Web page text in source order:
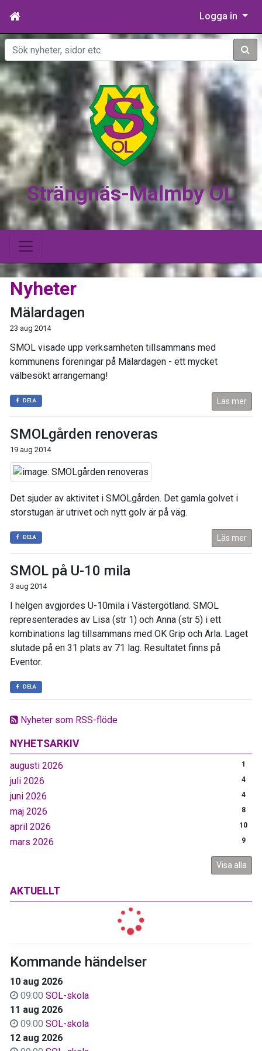
Logga in
Sök
Strängnäs-Malmby OL
Nyheter som RSS-flöde
NYHETSARKIV
augusti 2026 1
juli 2026 4
juni 2026 4
maj 2026 8
april 2026 10
mars 2026 9
Visa alla
AKTUELLT
Kommande händelser
10 aug 2026
09:00 SOL-skola
11 aug 2026
09:00 SOL-skola
12 aug 2026
Nyheter
Mälardagen
23 aug 2014
SMOL visade upp verksamheten tillsammans med
kommunens föreningar på Mälardagen - ett mycket
välbesökt arrangemang!
DELA Läs mer
SMOLgården renoveras
19 aug 2014
Det sjuder av aktivitet i SMOLgården. Det gamla golvet i
storstugan är utrivet och nytt golv är på väg.
DELA Läs mer
SMOL på U-10 mila
3 aug 2014
I helgen avgjordes U-10mila i Västergötland. SMOL
representerades av Lisa (str 1) och Anna (str 5) i ett
kombinations lag tillsammans med OK Grip och Ärla. Laget
slutade på en 31 plats av 71 lag. Resultatet finns på
Eventor.
DELA